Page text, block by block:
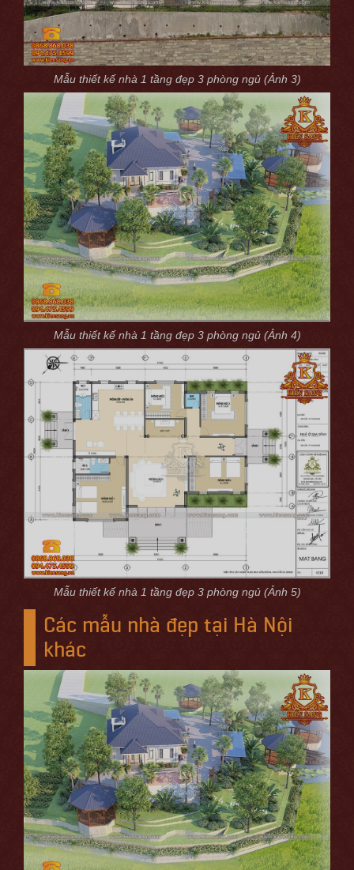
Mẫu thiết kế nhà 1 tầng đẹp 3 phòng ngủ (Ảnh 3)
Mẫu thiết kế nhà 1 tầng đẹp 3 phòng ngủ (Ảnh 4)
Mẫu thiết kế nhà 1 tầng đẹp 3 phòng ngủ (Ảnh 5)
Các mẫu nhà đẹp tại Hà Nội
khác